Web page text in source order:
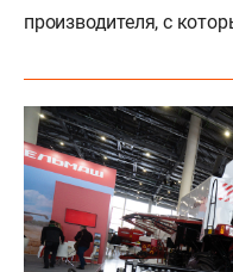
производителя, с